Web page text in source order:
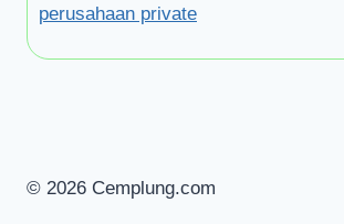
perusahaan private
© 2026 Cemplung.com